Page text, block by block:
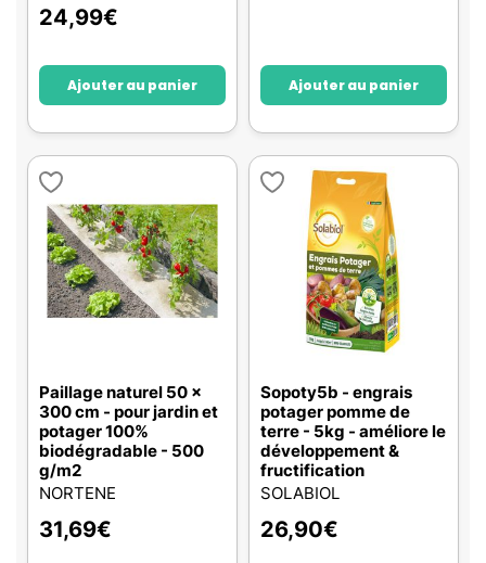
24,99€
Ajouter au panier Ajouter au panier
Paillage naturel 50 x
300 cm - pour jardin et
potager 100%
biodégradable - 500
g/m2
NORTENE
31,69€
Sopoty5b - engrais
potager pomme de
terre - 5kg - améliore le
développement &
fructification
SOLABIOL
26,90€